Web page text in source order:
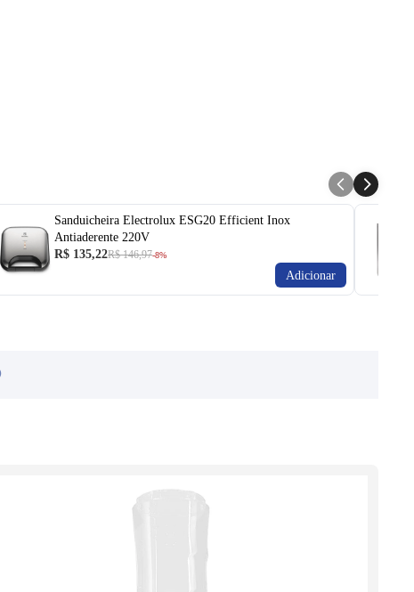
Sanduicheira Electrolux ESG20 Efficient Inox
Antiaderente 220V
R$ 135,22R$ 146,97-8%
Adicionar